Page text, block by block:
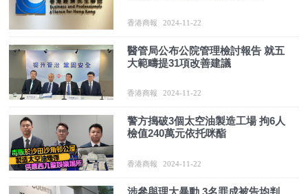
香港商報 2024-11-22
醫管局公布公院管理檢討報告 就五
大範疇提31項改善建議
香港商報 2024-11-22
警方搗破3個太空油製造工場 拘6人
檢值240萬元依托咪酯
香港商報 2024-11-22
涉參與理大暴動 3名罪成被告均判